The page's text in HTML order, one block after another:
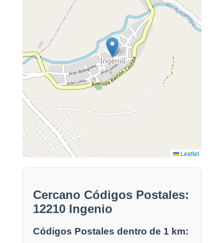
Leaflet
Cercano Códigos Postales:
12210 Ingenio
Códigos Postales dentro de 1 km: